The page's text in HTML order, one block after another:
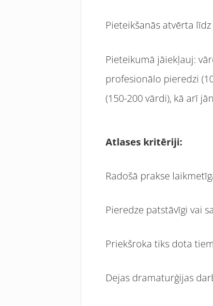
Pieteikšanās atvērta līdz
Pieteikumā jāiekļauj:
profesionālo pieredzi
(150-200 vārdi), kā arī
Atlases kritēriji:
Radošā prakse
Pieredze patstāvīgi vai
Priekšroka tiks dota
Dejas dramaturģijas